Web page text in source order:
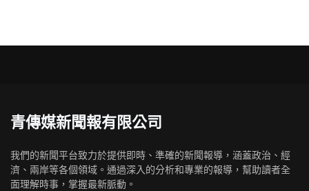
青傳媒新聞報有限公司
我們的新聞平台致力於提供即時、準確的新聞報導，涵蓋政治、經
濟、兩岸等各個領域。通過深入的分析和專業的報導，幫助讀者全
面理解時事，掌握最新脈動。